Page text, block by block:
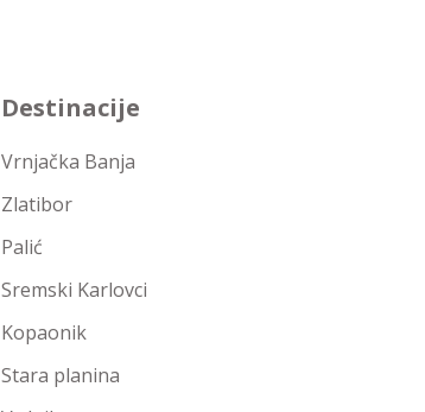
Destinacije
Vrnjačka Banja
Zlatibor
Palić
Sremski Karlovci
Kopaonik
Stara planina